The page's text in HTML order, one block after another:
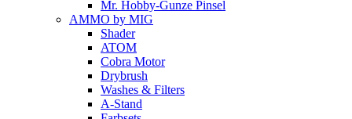
Mr. Hobby-Gunze Pinsel
AMMO by MIG
Shader
ATOM
Cobra Motor
Drybrush
Washes & Filters
A-Stand